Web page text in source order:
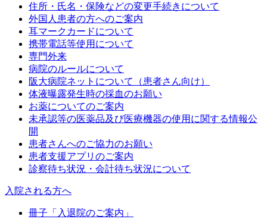
住所・氏名・保険などの変更手続きについて
外国人患者の方へのご案内
耳マークカードについて
携帯電話等使用について
専門外来
病院のルールについて
阪大病院ネットについて（患者さん向け）
体液曝露発生時の採血のお願い
お薬についてのご案内
未承認等の医薬品及び医療機器の使用に関する情報公
開
患者さんへのご協力のお願い
患者支援アプリのご案内
診察待ち状況・会計待ち状況について
入院される方へ
冊子「入退院のご案内」